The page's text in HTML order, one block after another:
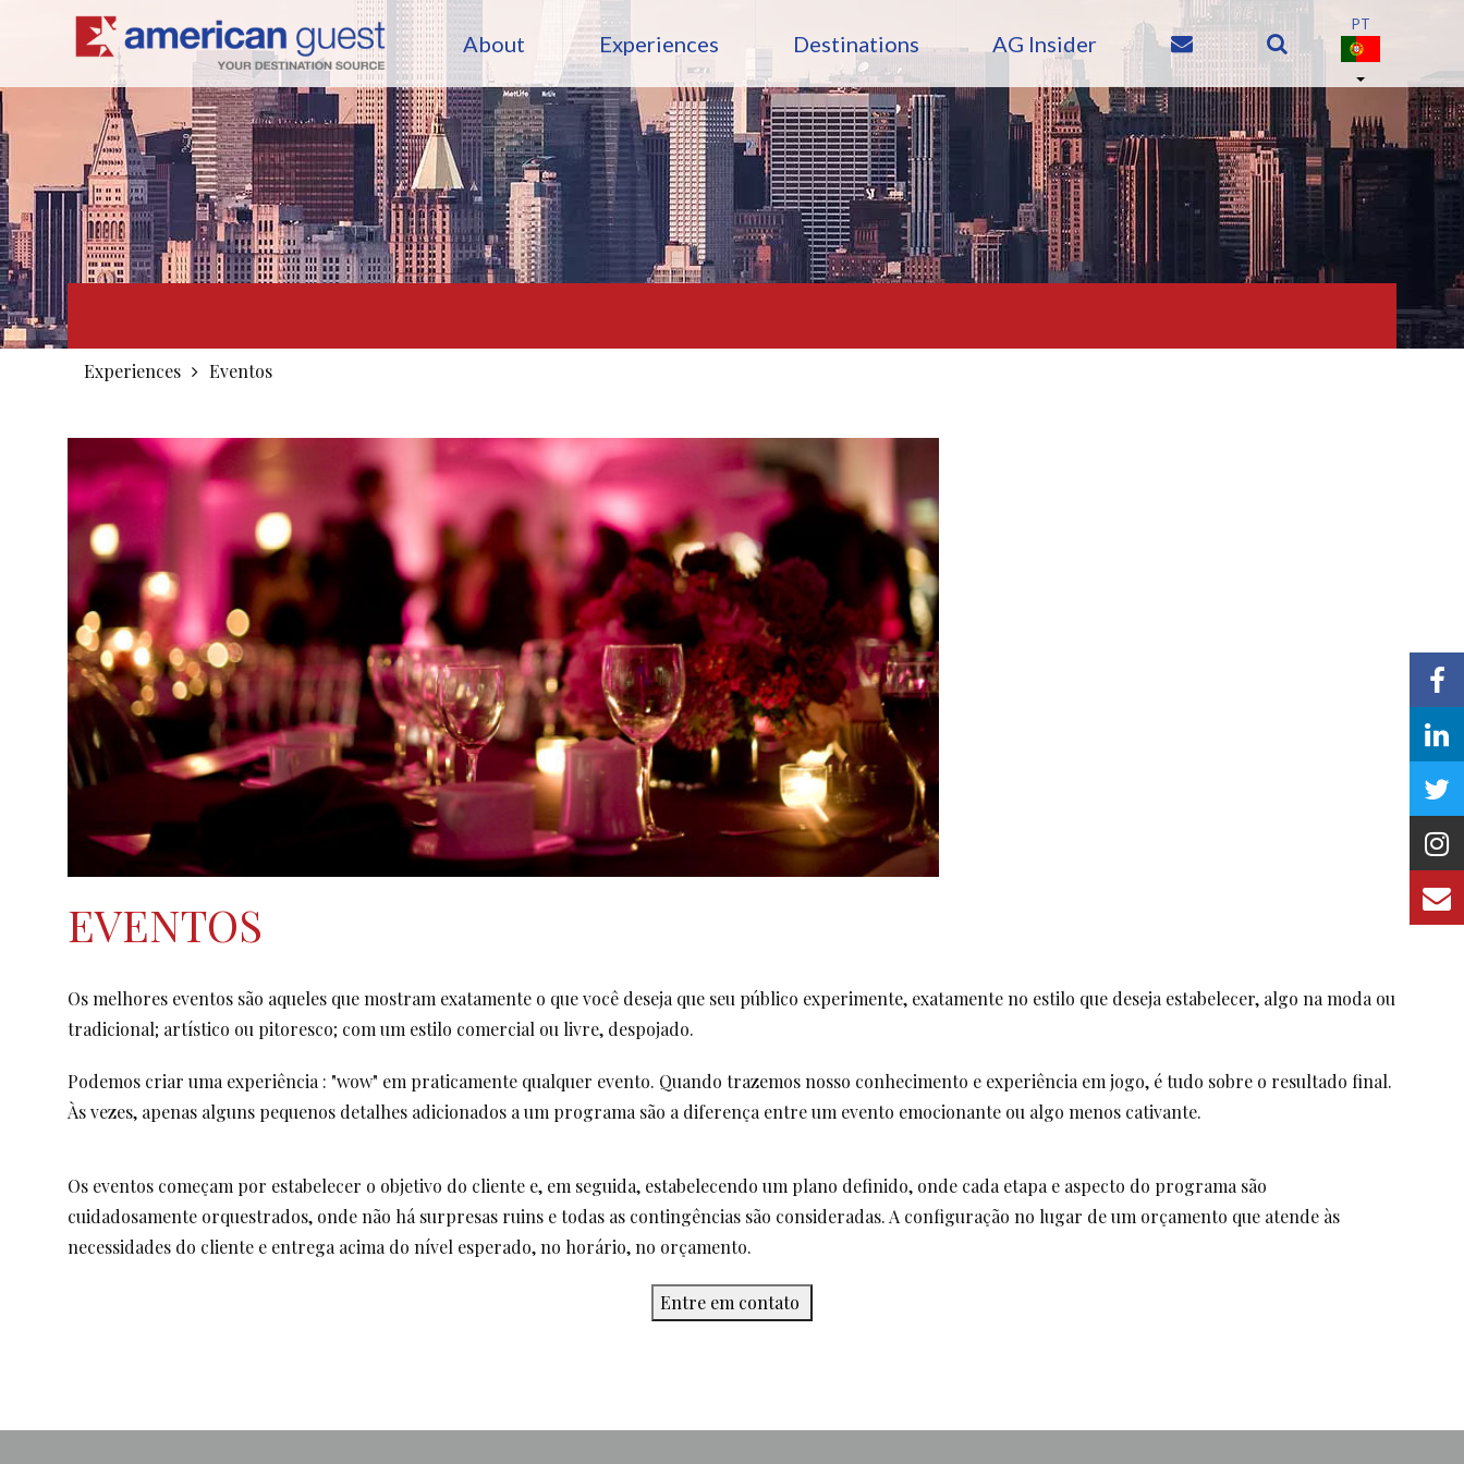
About Experiences Destinations AG Insider  

Experiences Eventos
EVENTOS
Os melhores eventos são aqueles que mostram exatamente o que você deseja que seu público experimente, exatamente no estilo que deseja estabelecer, algo na moda ou
tradicional; artístico ou pitoresco; com um estilo comercial ou livre, despojado.
Podemos criar uma experiência : "wow" em praticamente qualquer evento. Quando trazemos nosso conhecimento e experiência em jogo, é tudo sobre o resultado final.
Às vezes, apenas alguns pequenos detalhes adicionados a um programa são a diferença entre um evento emocionante ou algo menos cativante.
Os eventos começam por estabelecer o objetivo do cliente e, em seguida, estabelecendo um plano definido, onde cada etapa e aspecto do programa são
cuidadosamente orquestrados, onde não há surpresas ruins e todas as contingências são consideradas. A configuração no lugar de um orçamento que atende às
necessidades do cliente e entrega acima do nível esperado, no horário, no orçamento.